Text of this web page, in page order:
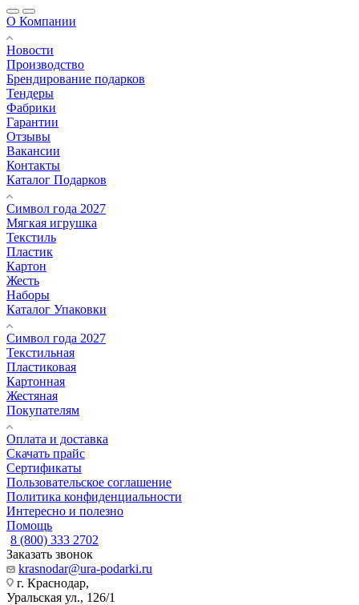
О Компании
Новости
Производство
Брендирование подарков
Тендеры
Фабрики
Гарантии
Отзывы
Вакансии
Контакты
Каталог Подарков
Символ года 2027
Мягкая игрушка
Текстиль
Пластик
Картон
Жесть
Наборы
Каталог Упаковки
Символ года 2027
Текстильная
Пластиковая
Картонная
Жестяная
Покупателям
Оплата и доставка
Скачать прайс
Сертификаты
Пользовательское соглашение
Политика конфиденциальности
Интересно и полезно
Помощь
8 (800) 333 2702
Заказать звонок
krasnodar@ura-podarki.ru
г. Краснодар,
Уральская ул., 126/1